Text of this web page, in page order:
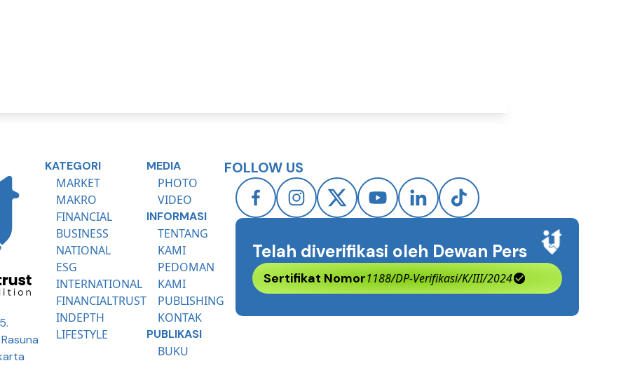
KATEGORI
MARKET
MAKRO
FINANCIAL
BUSINESS
NATIONAL
ESG
INTERNATIONAL
FINANCIALTRUST
INDEPTH
LIFESTYLE
MEDIA
PHOTO
VIDEO
INFORMASI
TENTANG
KAMI
PEDOMAN
KAMI
PUBLISHING
KONTAK
PUBLIKASI
BUKU
FOLLOW US
Telah diverifikasi oleh Dewan Pers
Sertifikat Nomor1188/DP-Verifikasi/K/III/2024